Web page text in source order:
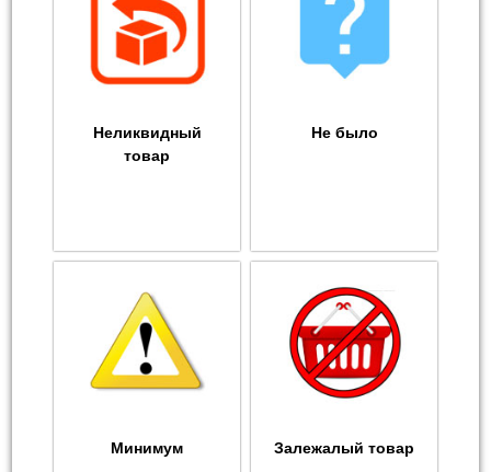
Неликвидный
товар
Не было
Минимум Залежалый товар